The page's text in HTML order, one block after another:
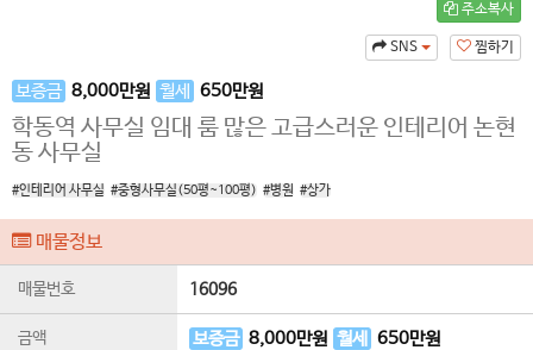
주소복사
찜하기
SNS
보증금 8,000만원 월세 650만원
학동역 사무실 임대 룸 많은 고급스러운 인테리어 논현
동 사무실
#인테리어 사무실 #중형사무실(50평~100평) #병원 #상가
매물정보
매물번호 16096
금액 보증금 8,000만원 월세 650만원